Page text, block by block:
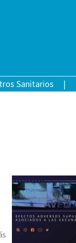
Sanitarios